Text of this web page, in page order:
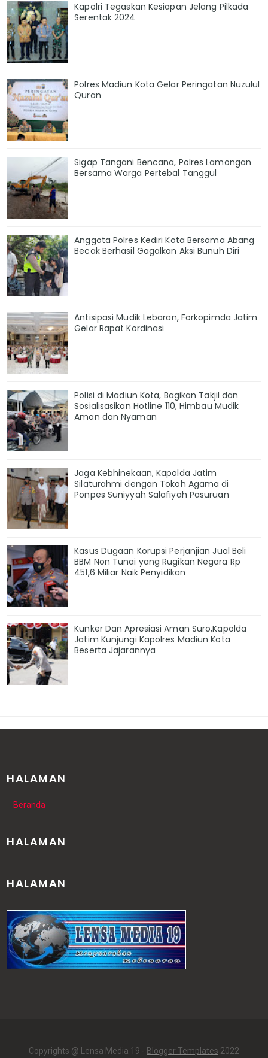
Kapolri Tegaskan Kesiapan Jelang Pilkada
Serentak 2024
Polres Madiun Kota Gelar Peringatan Nuzulul
Quran
Sigap Tangani Bencana, Polres Lamongan
Bersama Warga Pertebal Tanggul
Anggota Polres Kediri Kota Bersama Abang
Becak Berhasil Gagalkan Aksi Bunuh Diri
Antisipasi Mudik Lebaran, Forkopimda Jatim
Gelar Rapat Kordinasi
Polisi di Madiun Kota, Bagikan Takjil dan
Sosialisasikan Hotline 110, Himbau Mudik
Aman dan Nyaman
Jaga Kebhinekaan, Kapolda Jatim
Silaturahmi dengan Tokoh Agama di
Ponpes Suniyyah Salafiyah Pasuruan
Kasus Dugaan Korupsi Perjanjian Jual Beli
BBM Non Tunai yang Rugikan Negara Rp
451,6 Miliar Naik Penyidikan
Kunker Dan Apresiasi Aman Suro,Kapolda
Jatim Kunjungi Kapolres Madiun Kota
Beserta Jajarannya
HALAMAN
Beranda
HALAMAN
HALAMAN
Copyrights @ Lensa Media 19 - Blogger Templates 2022